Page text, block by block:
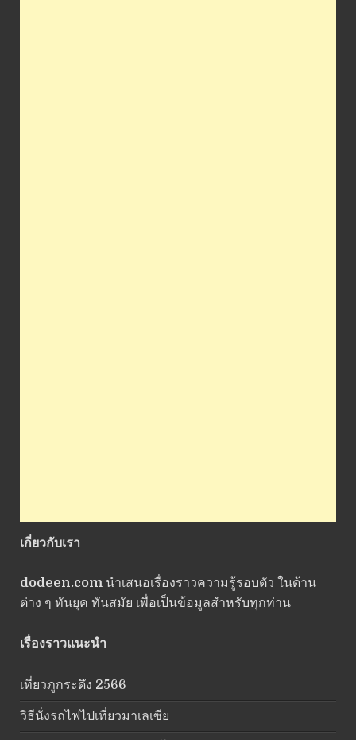
เกี่ยวกับเรา
dodeen.com นำเสนอเรื่องราวความรู้รอบตัว ในด้าน
ต่าง ๆ ทันยุค ทันสมัย เพื่อเป็นข้อมูลสำหรับทุกท่าน
เรื่องราวแนะนำ
เที่ยวภูกระดึง 2566
วิธีนั่งรถไฟไปเที่ยวมาเลเซีย